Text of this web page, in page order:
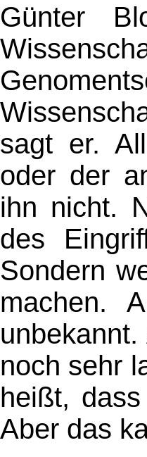
Günter
sagt er.
oder der
ihn nicht.
des
Sondern
machen.
noch sehr
heißt,
Aber das